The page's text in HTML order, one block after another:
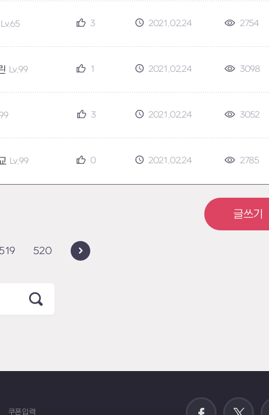
Lv.65 3 2021.02.24 2754
Lv.99 1 2021.02.24 3098
3 2021.02.24 3052
Lv.99 0 2021.02.24 2785
글쓰기
520
쿠폰입력